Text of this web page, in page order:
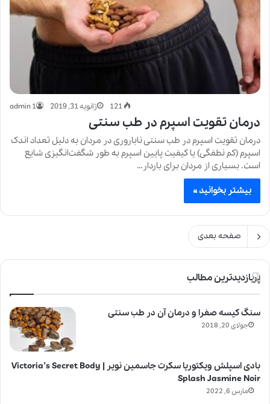
admin 1 ژانویه 31, 2019
درمان تقویت اسپرم در طب سنتی
درمان تقویت اسپرم در طب سنتی ناباروری در مردان به دلیل تعداد اندک
اسپرم (کم‌ نطفگی) یا کیفیت پایین اسپرم به طور شگفت‌انگیزی شایع
است. بسیاری از مردان برای باردار…
بیشتر بخوانید »
صفحه بعدی
پربازدیدترین مطالب
سنگ کیسه صفرا و درمان آن در طب سنتی
جولای 20, 2018
بادی اسپلش ویکتوریا سکرت جاسمین نویر | Victoria’s Secret Body
Splash Jasmine Noir
مارس 6, 2022